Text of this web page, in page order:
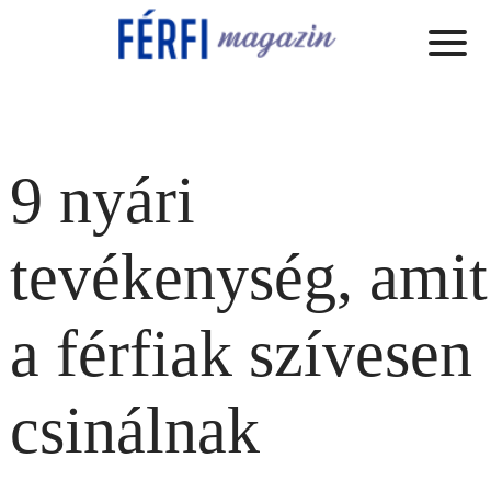
9 nyári
tevékenység, amit
a férfiak szívesen
csinálnak